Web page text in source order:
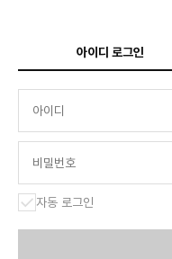
아이디 로그인
자동 로그인